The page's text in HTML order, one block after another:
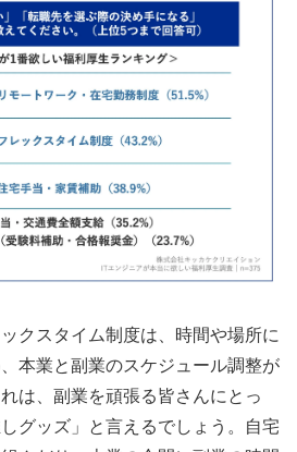
クスタイム制度は、時間や場所に
本業と副業のスケジュール調整が
は、副業を頑張る皆さんにとっ
グッズ」と言えるでしょう。自宅